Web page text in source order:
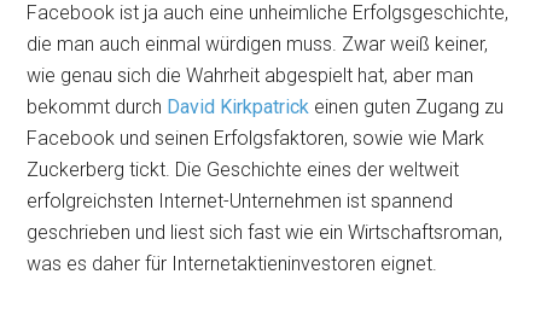
Facebook ist ja auch eine unheimliche Erfolgsgeschichte,
die man auch einmal würdigen muss. Zwar weiß keiner,
wie genau sich die Wahrheit abgespielt hat, aber man
bekommt durch David Kirkpatrick einen guten Zugang zu
Facebook und seinen Erfolgsfaktoren, sowie wie Mark
Zuckerberg tickt. Die Geschichte eines der weltweit
erfolgreichsten Internet-Unternehmen ist spannend
geschrieben und liest sich fast wie ein Wirtschaftsroman,
was es daher für Internetaktieninvestoren eignet.